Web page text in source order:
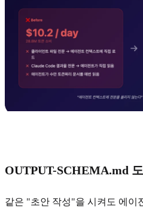
OUTPUT-SCHEMA.md
같은 "초안 작성"을 시켜도 에이